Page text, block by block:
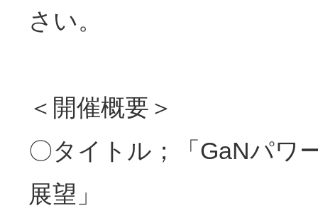
さい。
＜開催概要＞
〇タイトル；「GaNパワ
展望」